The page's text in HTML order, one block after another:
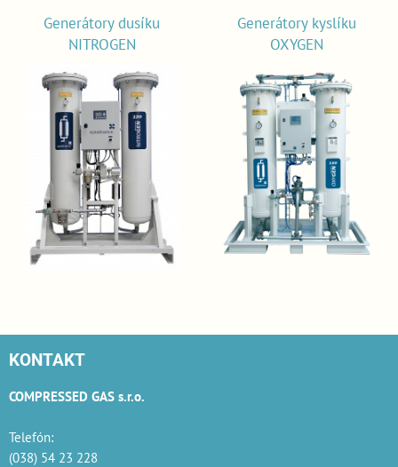
Generátory dusíku
NITROGEN
Generátory kyslíku
OXYGEN
KONTAKT
COMPRESSED GAS s.r.o.
Telefón:
(038) 54 23 228